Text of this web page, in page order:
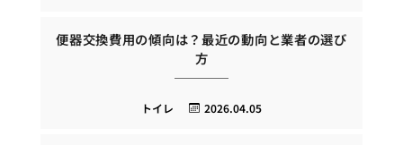
便器交換費用の傾向は？最近の動向と業者の選び
方
2026.04.05
トイレ